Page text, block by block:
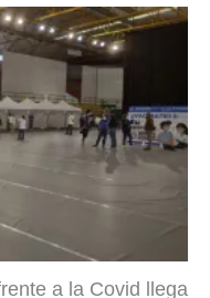
a la Covid llega